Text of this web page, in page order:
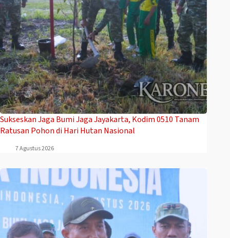
Sukseskan Jaga Bumi Jaga Jayakarta, Kodim 0510 Tanam
Ratusan Pohon di Hari Hutan Nasional
7 Agustus 2026